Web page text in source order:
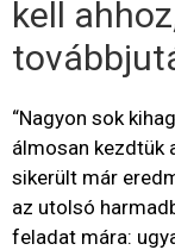
kell
“Nagyon sok
álmosan kezdtük
sikerült már
az utolsó
feladat mára: